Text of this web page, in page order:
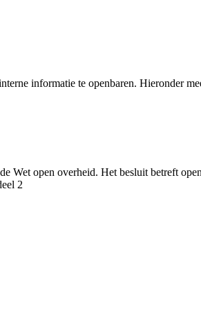
informatie te openbaren. Hieronder
Wet open overheid. Het besluit betreft
2